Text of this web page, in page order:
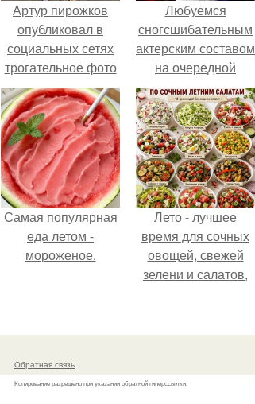
Артур пирожков
опубликовал в
социальных сетях
трогательное фото
с супругой
Анжеликой,
сделанное во
время их недавнего
путешествия в
Италию.
Любуемся
сногсшибательным
актерским составом
на очередной
премьере нового
человека - паука.
Самая популярная
еда летом -
мороженое.
Лето - лучшее
время для сочных
овощей, свежей
зелени и салатов,
несколько минут.
Обратная связь
Копирование разрешено при указании обратной гиперссылки.